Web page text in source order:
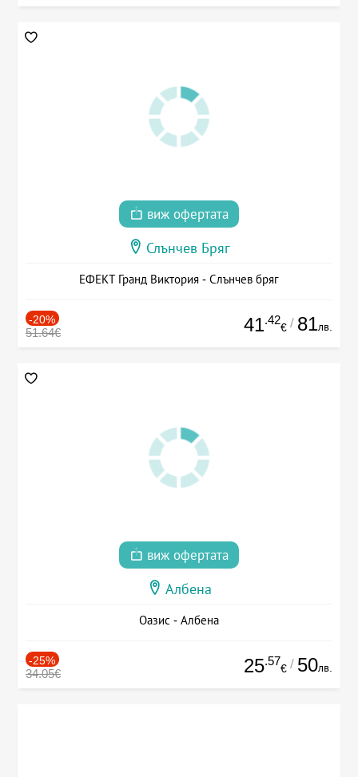
виж офертата
Слънчев Бряг
ЕФЕКТ Гранд Виктория - Слънчев бряг
-20%
51.64€ 41.42
€ / 81лв.
виж офертата
Албена
Оазис - Албена
-25%
34.05€ 25.57
€ / 50лв.